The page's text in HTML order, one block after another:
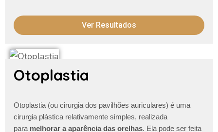
Ver Resultados
Otoplastia
Otoplastia (ou cirurgia dos pavilhões auriculares) é uma
cirurgia plástica relativamente simples, realizada
para melhorar a aparência das orelhas. Ela pode ser feita